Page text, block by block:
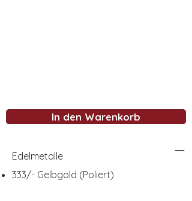
In den Warenkorb
Edelmetalle
333/- Gelbgold (Poliert)